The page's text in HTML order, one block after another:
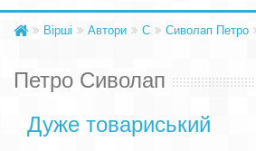
Вірші Автори С Сиволап Петро
Петро Сиволап
Дуже товариський